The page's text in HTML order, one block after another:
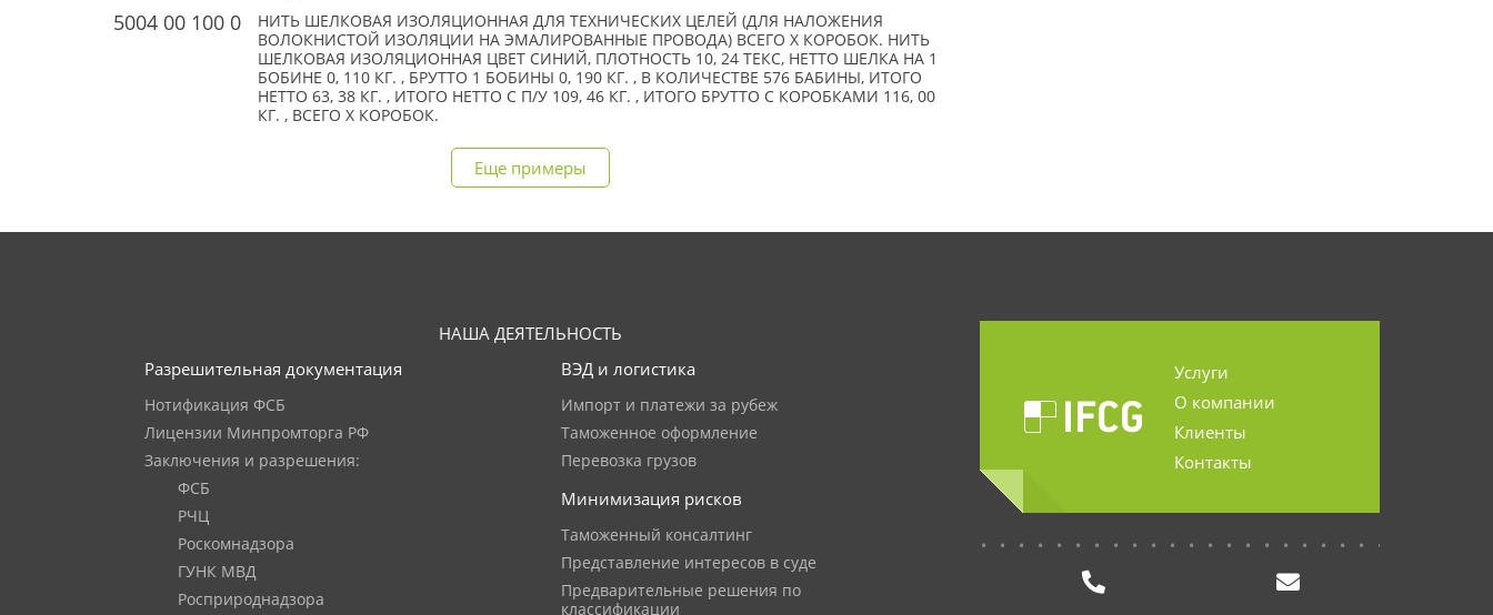
5004 00 100 0
НИТЬ ШЕЛКОВАЯ ИЗОЛЯЦИОННАЯ ДЛЯ ТЕХНИЧЕСКИХ ЦЕЛЕЙ (ДЛЯ НАЛОЖЕНИЯ
ВОЛОКНИСТОЙ ИЗОЛЯЦИИ НА ЭМАЛИРОВАННЫЕ ПРОВОДА) ВСЕГО X КОРОБОК. НИТЬ
ШЕЛКОВАЯ ИЗОЛЯЦИОННАЯ ЦВЕТ СИНИЙ, ПЛОТНОСТЬ 10, 24 ТЕКС, НЕТТО ШЕЛКА НА 1
БОБИНЕ 0, 110 КГ. , БРУТТО 1 БОБИНЫ 0, 190 КГ. , В КОЛИЧЕСТВЕ 576 БАБИНЫ, ИТОГО
НЕТТО 63, 38 КГ. , ИТОГО НЕТТО С П/У 109, 46 КГ. , ИТОГО БРУТТО С КОРОБКАМИ 116, 00
КГ. , ВСЕГО X КОРОБОК.
Еще примеры
НАША ДЕЯТЕЛЬНОСТЬ
Разрешительная документация
Нотификация ФСБ
Лицензии Минпромторга РФ
Заключения и разрешения:
ФСБ
РЧЦ
Роскомнадзора
ГУНК МВД
Росприроднадзора
ВЭД и логистика
Импорт и платежи за рубеж
Таможенное оформление
Перевозка грузов
Минимизация рисков
Таможенный консалтинг
Представление интересов в суде
Предварительные решения по
классификации
Услуги
О компании
Клиенты
Контакты